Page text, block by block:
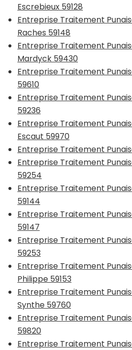
Escrebieux 59128
Entreprise Traitement
Raches 59148
Entreprise Traitement
Mardyck 59430
Entreprise Traitement
59610
Entreprise Traitement
59236
Entreprise Traitement
Escaut 59970
Entreprise Traitement
Entreprise Traitement
59254
Entreprise Traitement
59144
Entreprise Traitement
59147
Entreprise Traitement
59253
Entreprise Traitement
Philippe 59153
Entreprise Traitement
Synthe 59760
Entreprise Traitement
59820
Entreprise Traitement